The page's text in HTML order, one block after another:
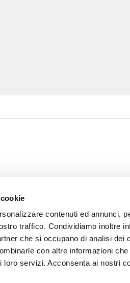
contenuti ed annunci,
traffico. Condividiamo inoltre
che si occupano di analisi dei
con altre informazioni
loro servizi. Acconsenta ai nostri